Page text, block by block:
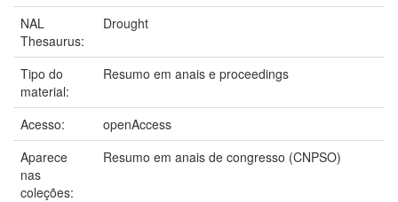
NAL
Thesaurus:
Drought
Tipo do
material:
Resumo em anais e proceedings
Acesso:
openAccess
Aparece
nas
coleções:
Resumo em anais de congresso (CNPSO)